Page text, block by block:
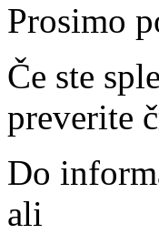
Prosimo
Če ste
preverite
Do
ali